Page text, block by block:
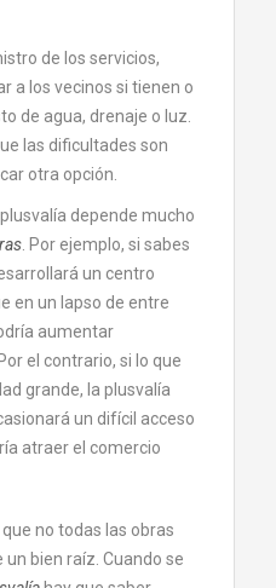
de los servicios,
a los vecinos si tienen o
de agua, drenaje o luz.
las dificultades son
otra opción.
plusvalía depende mucho
. Por ejemplo, si sabes
un centro
en un lapso de entre
aumentar
el contrario, si lo que
grande, la plusvalía
un difícil acceso
atraer el comercio
no todas las obras
bien raíz. Cuando se